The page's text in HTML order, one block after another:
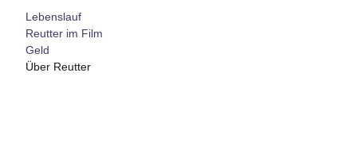
Lebenslauf
Reutter im Film
Geld
Über Reutter